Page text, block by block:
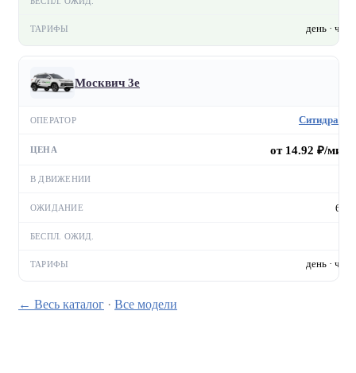
день · час
Москвич 3е
Ситидрайв
от 14.92 ₽/мин
6 ₽
день · час
← Весь каталог · Все модели